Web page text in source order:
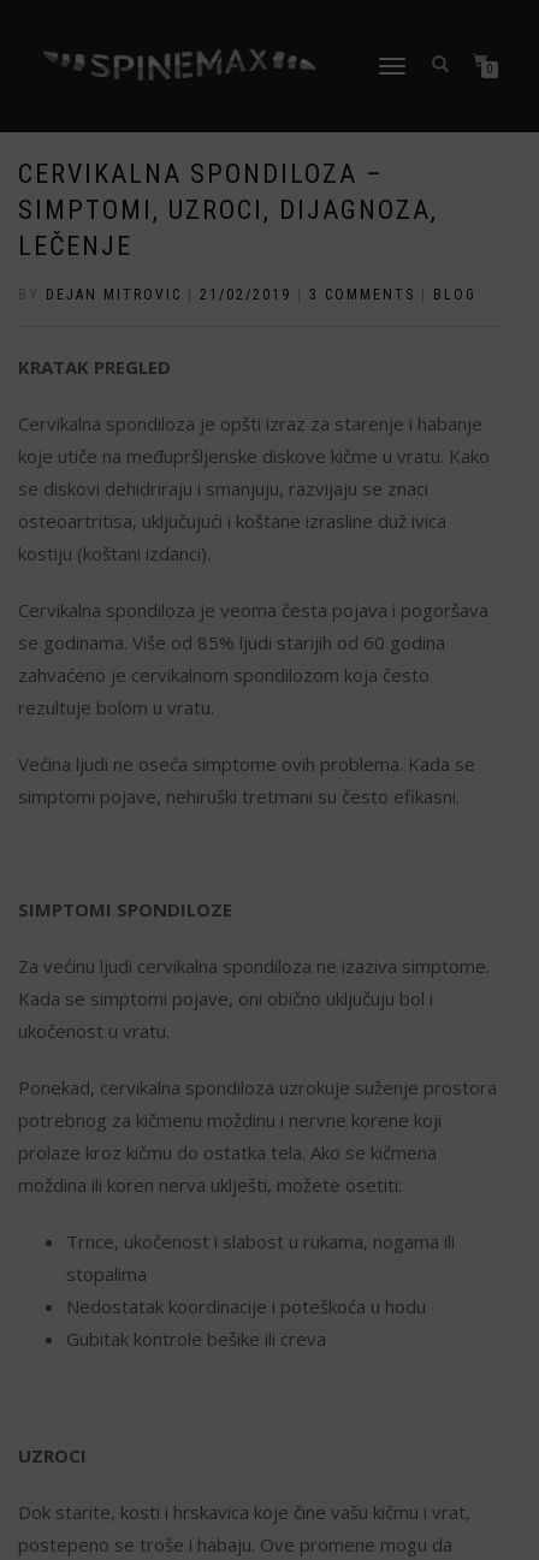
TOGGLE
0
CERVIKALNA SPONDILOZA –
SIMPTOMI, UZROCI, DIJAGNOZA,
LEČENJE
BY DEJAN MITROVIC 21/02/2019 3 COMMENTS BLOG
KRATAK PREGLED
Cervikalna spondiloza je opšti izraz za starenje i habanje
koje utiče na međupršljenske diskove kičme u vratu. Kako
se diskovi dehidriraju i smanjuju, razvijaju se znaci
osteoartritisa, uključujući i koštane izrasline duž ivica
kostiju (koštani izdanci).
Cervikalna spondiloza je veoma česta pojava i pogoršava
se godinama. Više od 85% ljudi starijih od 60 godina
zahvaćeno je cervikalnom spondilozom koja često
rezultuje bolom u vratu.
Većina ljudi ne oseća simptome ovih problema. Kada se
simptomi pojave, nehiruški tretmani su često efikasni.
SIMPTOMI SPONDILOZE
Za većinu ljudi cervikalna spondiloza ne izaziva simptome.
Kada se simptomi pojave, oni obično uključuju bol i
ukočenost u vratu.
Ponekad, cervikalna spondiloza uzrokuje suženje prostora
potrebnog za kičmenu moždinu i nervne korene koji
prolaze kroz kičmu do ostatka tela. Ako se kičmena
moždina ili koren nerva uklješti, možete osetiti:
Trnce, ukočenost i slabost u rukama, nogama ili
stopalima
Nedostatak koordinacije i poteškoća u hodu
Gubitak kontrole bešike ili creva
UZROCI
Dok starite, kosti i hrskavica koje čine vašu kičmu i vrat,
postepeno se troše i habaju. Ove promene mogu da